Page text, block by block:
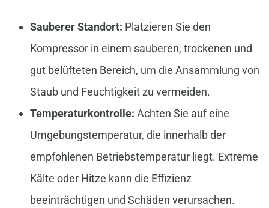
Sauberer Standort: Platzieren Sie den
Kompressor in einem sauberen, trockenen und
gut belüfteten Bereich, um die Ansammlung von
Staub und Feuchtigkeit zu vermeiden.
Temperaturkontrolle: Achten Sie auf eine
Umgebungstemperatur, die innerhalb der
empfohlenen Betriebstemperatur liegt. Extreme
Kälte oder Hitze kann die Effizienz
beeinträchtigen und Schäden verursachen.